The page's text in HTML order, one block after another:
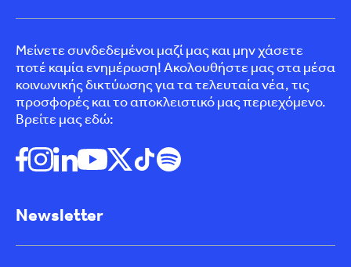
Μείνετε συνδεδεμένοι μαζί μας και μην χάσετε
ποτέ καμία ενημέρωση! Ακολουθήστε μας στα μέσα
κοινωνικής δικτύωσης για τα τελευταία νέα, τις
προσφορές και το αποκλειστικό μας περιεχόμενο.
Βρείτε μας εδώ:
Newsletter